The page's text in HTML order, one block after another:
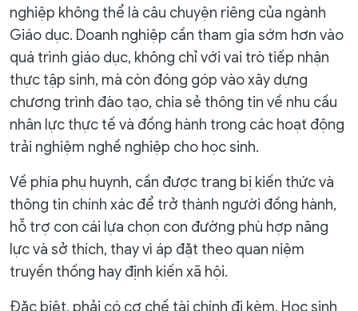
nghiệp không thể là câu chuyện riêng của ngành
Giáo dục. Doanh nghiệp cần tham gia sớm hơn vào
quá trình giáo dục, không chỉ với vai trò tiếp nhận
thực tập sinh, mà còn đóng góp vào xây dựng
chương trình đào tạo, chia sẻ thông tin về nhu cầu
nhân lực thực tế và đồng hành trong các hoạt động
trải nghiệm nghề nghiệp cho học sinh.
Về phía phụ huynh, cần được trang bị kiến thức và
thông tin chính xác để trở thành người đồng hành,
hỗ trợ con cái lựa chọn con đường phù hợp năng
lực và sở thích, thay vì áp đặt theo quan niệm
truyền thống hay định kiến xã hội.
Đặc biệt, phải có cơ chế tài chính đi kèm. Học sinh